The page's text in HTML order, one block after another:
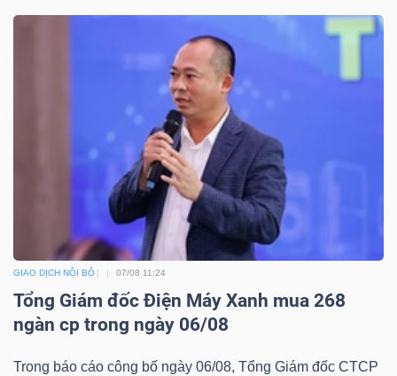
GIAO DỊCH NỘI BỘ 07/08 11:24
Tổng Giám đốc Điện Máy Xanh mua 268
ngàn cp trong ngày 06/08
Trong báo cáo công bố ngày 06/08, Tổng Giám đốc CTCP
Cổ phiếu Chỉ số Chứng chỉ quỹ
Lãnh
đạo
(-)
Tất cả Người nội bộ Người liên quan Cổ đông lớn